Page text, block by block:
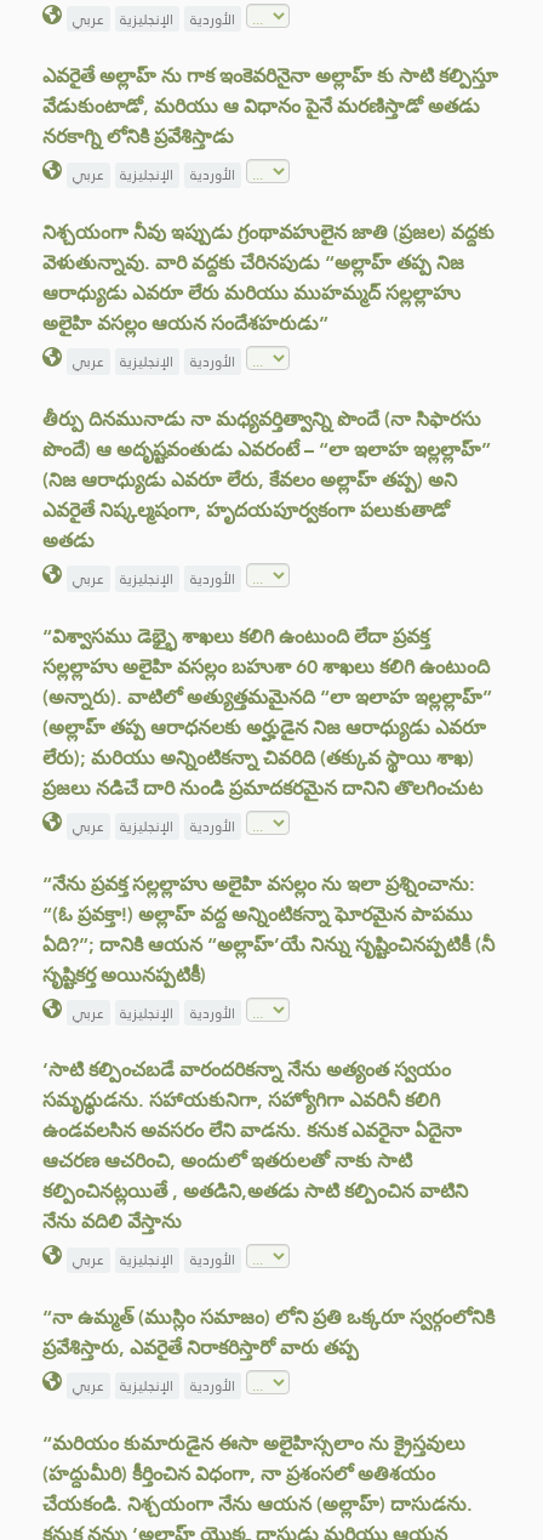
عربي الإنجليزية الأوردية
ఎవరైతే అల్లాహ్ ను గాక ఇంకెవరినైనా అల్లాహ్ కు సాటి కల్పిస్తూ
వేడుకుంటాడో, మరియు ఆ విధానం పైనే మరణిస్తాడో అతడు
నరకాగ్ని లోనికి ప్రవేశిస్తాడు
عربي الإنجليزية الأوردية
నిశ్చయంగా నీవు ఇప్పుడు గ్రంథావహులైన జాతి (ప్రజల) వద్దకు
వెళుతున్నావు. వారి వద్దకు చేరినపుడు “అల్లాహ్ తప్ప నిజ
ఆరాధ్యుడు ఎవరూ లేరు మరియు ముహమ్మద్ సల్లల్లాహు
అలైహి వసల్లం ఆయన సందేశహరుడు”
عربي الإنجليزية الأوردية
తీర్పు దినమునాడు నా మధ్యవర్తిత్వాన్ని పొందే (నా సిఫారసు
పొందే) ఆ అదృష్టవంతుడు ఎవరంటే – “లా ఇలాహ ఇల్లల్లాహ్”
(నిజ ఆరాధ్యుడు ఎవరూ లేరు, కేవలం అల్లాహ్ తప్ప) అని
ఎవరైతే నిష్కల్మషంగా, హృదయపూర్వకంగా పలుకుతాడో
అతడు
عربي الإنجليزية الأوردية
“విశ్వాసము డెభ్భై శాఖలు కలిగి ఉంటుంది లేదా ప్రవక్త
సల్లల్లాహు అలైహి వసల్లం బహుశా 60 శాఖలు కలిగి ఉంటుంది
(అన్నారు). వాటిలో అత్యుత్తమమైనది “లా ఇలాహ ఇల్లల్లాహ్”
(అల్లాహ్ తప్ప ఆరాధనలకు అర్హుడైన నిజ ఆరాధ్యుడు ఎవరూ
లేరు); మరియు అన్నింటికన్నా చివరిది (తక్కువ స్థాయి శాఖ)
ప్రజలు నడిచే దారి నుండి ప్రమాదకరమైన దానిని తొలగించుట
عربي الإنجليزية الأوردية
“నేను ప్రవక్త సల్లల్లాహు అలైహి వసల్లం ను ఇలా ప్రశ్నించాను:
“(ఓ ప్రవక్తా!) అల్లాహ్ వద్ద అన్నింటికన్నా ఘోరమైన పాపము
ఏది?”; దానికి ఆయన “అల్లాహ్’యే నిన్ను సృష్టించినప్పటికీ (నీ
సృష్టికర్త అయినప్పటికీ)
عربي الإنجليزية الأوردية
‘సాటి కల్పించబడే వారందరికన్నా నేను అత్యంత స్వయం
సమృధ్ధుడను. సహాయకునిగా, సహ్యోగిగా ఎవరినీ కలిగి
ఉండవలసిన అవసరం లేని వాడను. కనుక ఎవరైనా ఏదైనా
ఆచరణ ఆచరించి, అందులో ఇతరులతో నాకు సాటి
కల్పించినట్లయితే , అతడిని,అతడు సాటి కల్పించిన వాటిని
నేను వదిలి వేస్తాను
عربي الإنجليزية الأوردية
“నా ఉమ్మత్ (ముస్లిం సమాజం) లోని ప్రతి ఒక్కరూ స్వర్గంలోనికి
ప్రవేశిస్తారు, ఎవరైతే నిరాకరిస్తారో వారు తప్ప
عربي الإنجليزية الأوردية
“మరియం కుమారుడైన ఈసా అలైహిస్సలాం ను క్రైస్తవులు
(హద్దుమీరి) కీర్తించిన విధంగా, నా ప్రశంసలో అతిశయం
చేయకండి. నిశ్చయంగా నేను ఆయన (అల్లాహ్) దాసుడను.